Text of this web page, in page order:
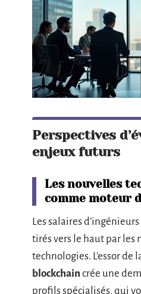
Perspectives
enjeux futurs
Les nouvelles
comme moteur
Les salaires
tirés vers le haut par les
technologies. L’essor de
blockchain crée une
profils spécialisés, qui